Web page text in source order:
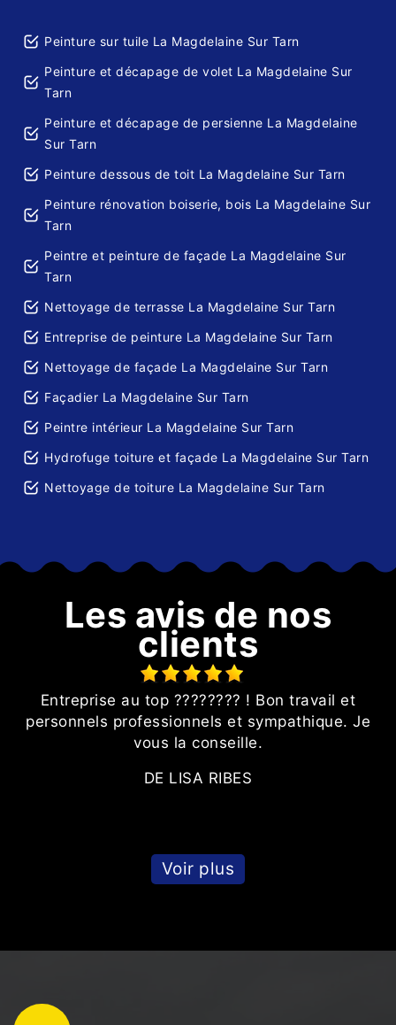
Peinture sur tuile La Magdelaine Sur Tarn
Peinture et décapage de volet La Magdelaine Sur
Tarn
Peinture et décapage de persienne La Magdelaine
Sur Tarn
Peinture dessous de toit La Magdelaine Sur Tarn
Peinture rénovation boiserie, bois La Magdelaine Sur
Tarn
Peintre et peinture de façade La Magdelaine Sur
Tarn
Nettoyage de terrasse La Magdelaine Sur Tarn
Entreprise de peinture La Magdelaine Sur Tarn
Nettoyage de façade La Magdelaine Sur Tarn
Façadier La Magdelaine Sur Tarn
Peintre intérieur La Magdelaine Sur Tarn
Hydrofuge toiture et façade La Magdelaine Sur Tarn
Nettoyage de toiture La Magdelaine Sur Tarn
Les avis de nos
clients
Entreprise au top ???????? ! Bon travail et
personnels professionnels et sympathique. Je
vous la conseille.
DE LISA RIBES
Voir plus